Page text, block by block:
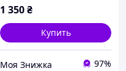
1 350₴
Купить
Моя Знижка 97%